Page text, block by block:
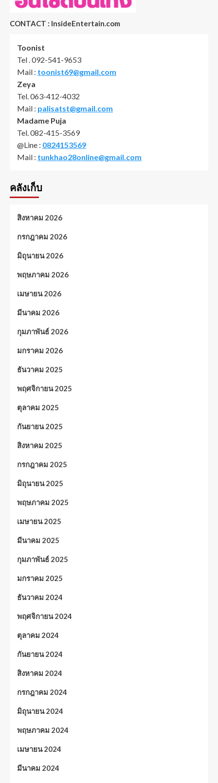
CONTACT : InsideEntertain.com
Toonist
Tel . 092-541-9653
Mail : toonist69@gmail.com
Zeya
Tel. 063-412-4032
Mail : palisatst@gmail.com
Madame Puja
Tel. 082-415-3569
@Line : 0824153569
Mail : tunkhao28online@gmail.com
คลังเก็บ
สิงหาคม 2026
กรกฎาคม 2026
มิถุนายน 2026
พฤษภาคม 2026
เมษายน 2026
มีนาคม 2026
กุมภาพันธ์ 2026
มกราคม 2026
ธันวาคม 2025
พฤศจิกายน 2025
ตุลาคม 2025
กันยายน 2025
สิงหาคม 2025
กรกฎาคม 2025
มิถุนายน 2025
พฤษภาคม 2025
เมษายน 2025
มีนาคม 2025
กุมภาพันธ์ 2025
มกราคม 2025
ธันวาคม 2024
พฤศจิกายน 2024
ตุลาคม 2024
กันยายน 2024
สิงหาคม 2024
กรกฎาคม 2024
มิถุนายน 2024
พฤษภาคม 2024
เมษายน 2024
มีนาคม 2024